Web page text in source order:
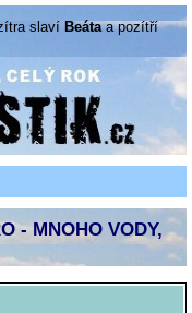
slaví Beátaa pozítří
- MNOHO VODY,